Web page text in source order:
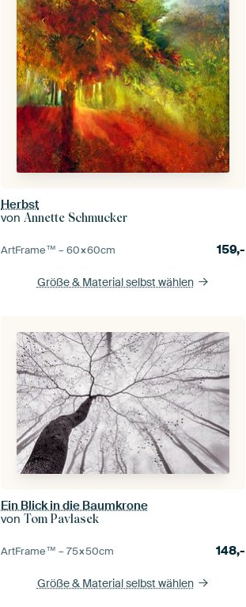
Herbst
vonAnnette Schmucker
ArtFrame™ –60×60cm 159,-
Größe & Material selbst wählen
Ein Blick in die Baumkrone
vonTom Pavlasek
ArtFrame™ –75×50cm 148,-
Größe & Material selbst wählen